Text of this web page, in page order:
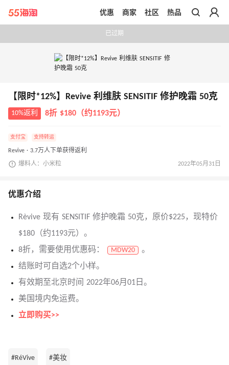
带你去官网买正品
优惠 商家 社区 热品
已过期
【限时*12%】Revive 利维肤 SENSITIF 修护晚霜 50克
10%返利 8折 $180（约1193元）
支付宝 支持转运
Revive · 3.7万人下单获得返利
爆料人：小米粒 2022年05月31日
优惠介绍
Rèvive 现有 SENSITIF 修护晚霜 50克，原价$225，现特价
$180（约1193元）。
8折，需要使用优惠码：
MDW20
。
结账时可自选2个小样。
有效期至北京时间 2022年06月01日。
美国境内免运费。
立即购买>>
#RéVive #美妆